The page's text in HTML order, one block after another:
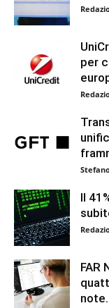
per
Il
FAR